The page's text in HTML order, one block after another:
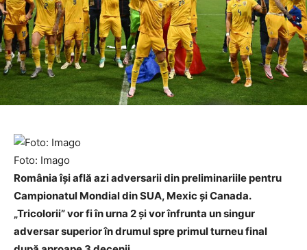
Foto: Imago
România își află azi adversarii din preliminariile pentru
Campionatul Mondial din SUA, Mexic și Canada.
„Tricolorii” vor fi în urna 2 și vor înfrunta un singur
adversar superior în drumul spre primul turneu final